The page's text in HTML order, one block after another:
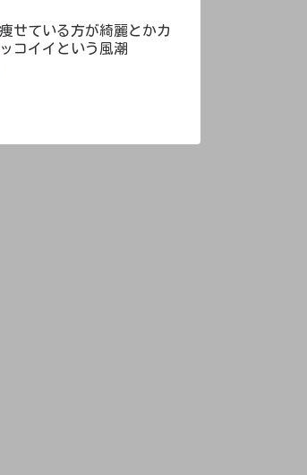
痩せている方が綺麗とかカ
ッコイイという風潮